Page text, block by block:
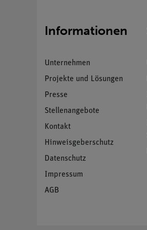
Informationen
Unternehmen
Projekte und Lösungen
Presse
Stellenangebote
Kontakt
Hinweisgeberschutz
Datenschutz
Impressum
AGB